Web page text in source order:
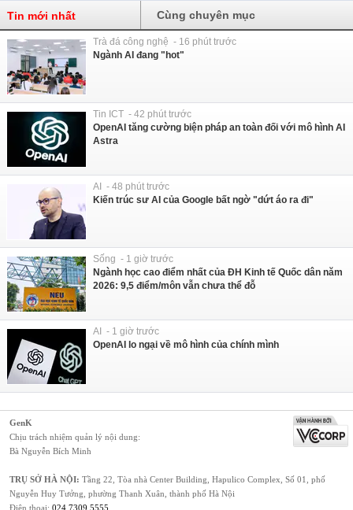
Tin mới nhất Cùng chuyên mục
Trà đá công nghệ - 16 phút trước
Ngành AI đang "hot"
Tin ICT - 42 phút trước
OpenAI tăng cường biện pháp an toàn đối với mô hình AI
Astra
AI - 48 phút trước
Kiến trúc sư AI của Google bất ngờ "dứt áo ra đi"
Sống - 1 giờ trước
Ngành học cao điểm nhất của ĐH Kinh tế Quốc dân năm
2026: 9,5 điểm/môn vẫn chưa thể đỗ
AI - 1 giờ trước
OpenAI lo ngại về mô hình của chính mình
GenK
Chịu trách nhiệm quản lý nội dung:
Bà Nguyễn Bích Minh
TRỤ SỞ HÀ NỘI: Tầng 22, Tòa nhà Center Building, Hapulico Complex, Số 01, phố
Nguyễn Huy Tưởng, phường Thanh Xuân, thành phố Hà Nội
Điện thoại: 024 7309 5555